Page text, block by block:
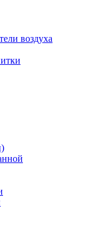
воздуха